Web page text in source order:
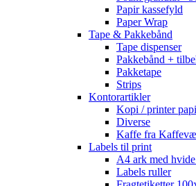
Papir kassefyld
Paper Wrap
Tape & Pakkebånd
Tape dispenser
Pakkebånd +
Pakketape
Strips
Kontorartikler
Kopi / printer
Diverse
Kaffe fra
Labels til print
A4 ark med
Labels ruller